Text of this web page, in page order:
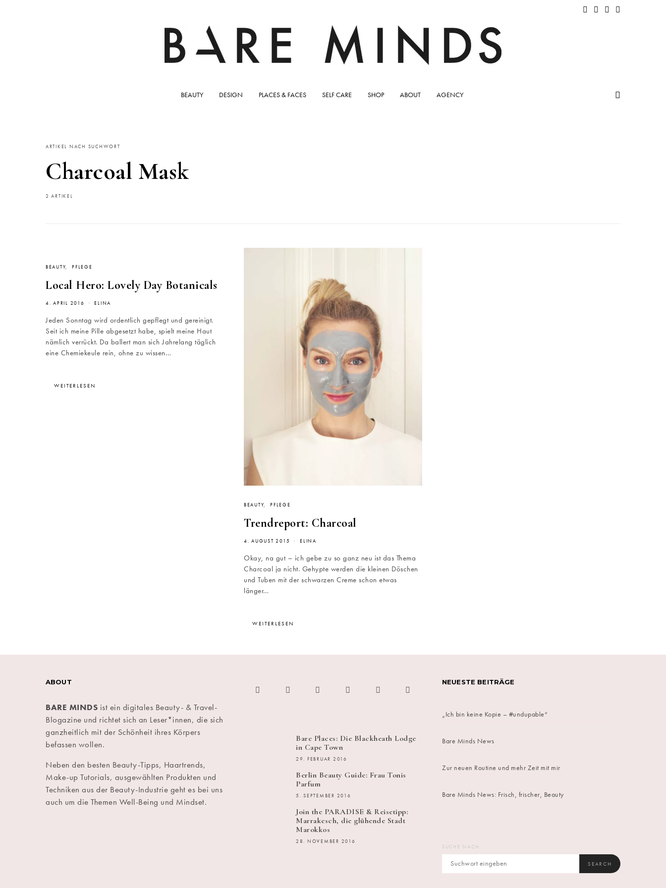
BEAUTY DESIGN PLACES & FACES SELF CARE SHOP ABOUT AGENCY
ARTIKEL NACH SUCHWORT
Charcoal Mask
2 ARTIKEL
BEAUTY PFLEGE
Local Hero: Lovely Day Botanicals
4. APRIL 2016 ELINA
Jeden Sonntag wird ordentlich gepflegt und gereinigt.
Seit ich meine Pille abgesetzt habe, spielt meine Haut
nämlich verrückt. Da ballert man sich Jahrelang täglich
eine Chemiekeule rein, ohne zu wissen…
WEITERLESEN
BEAUTY PFLEGE
Trendreport: Charcoal
4. AUGUST 2015 ELINA
Okay, na gut – ich gebe zu so ganz neu ist das Thema
Charcoal ja nicht. Gehypte werden die kleinen Döschen
und Tuben mit der schwarzen Creme schon etwas
länger…
WEITERLESEN
ABOUT
BARE MINDS ist ein digitales Beauty- & Travel-
Blogazine und richtet sich an Leser*innen, die sich
ganzheitlich mit der Schönheit ihres Körpers
befassen wollen.
Neben den besten Beauty-Tipps, Haartrends,
Make-up Tutorials, ausgewählten Produkten und
Techniken aus der Beauty-Industrie geht es bei uns
auch um die Themen Well-Being und Mindset.
Bare Places: Die Blackheath Lodge
in Cape Town
29. FEBRUAR 2016
Berlin Beauty Guide: Frau Tonis
Parfum
5. SEPTEMBER 2016
Join the PARADISE & Reisetipp:
Marrakesch, die glühende Stadt
Marokkos
28. NOVEMBER 2016
NEUESTE BEITRÄGE
„Ich bin keine Kopie – #undupable“
Bare Minds News
Zur neuen Routine und mehr Zeit mit mir
Bare Minds News: Frisch, frischer, Beauty
SUCHE NACH:
SEARCH